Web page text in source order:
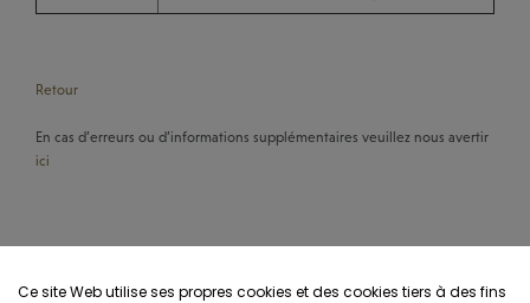
Retour
En cas d’erreurs ou d’informations supplémentaires veuillez nous avertir
ici
Ce site Web utilise ses propres cookies et des cookies tiers à des fins